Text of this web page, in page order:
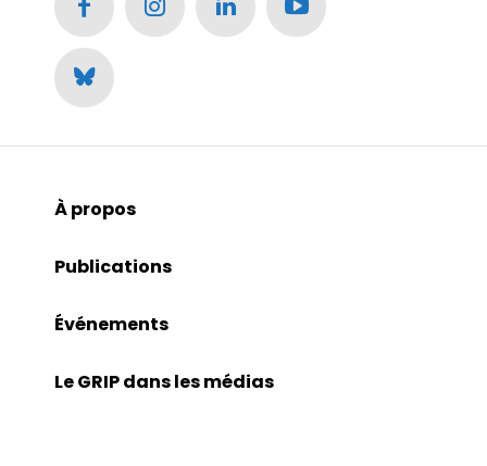
À propos
Publications
Événements
Le GRIP dans les médias